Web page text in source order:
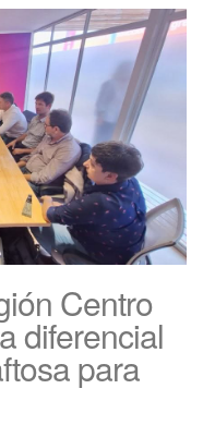
Centro
diferencial
para